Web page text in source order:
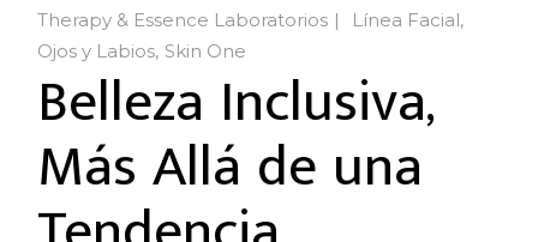
Therapy & Essence Laboratorios
Línea Facial
Ojos y Labios Skin One
Belleza Inclusiva,
Más Allá de una